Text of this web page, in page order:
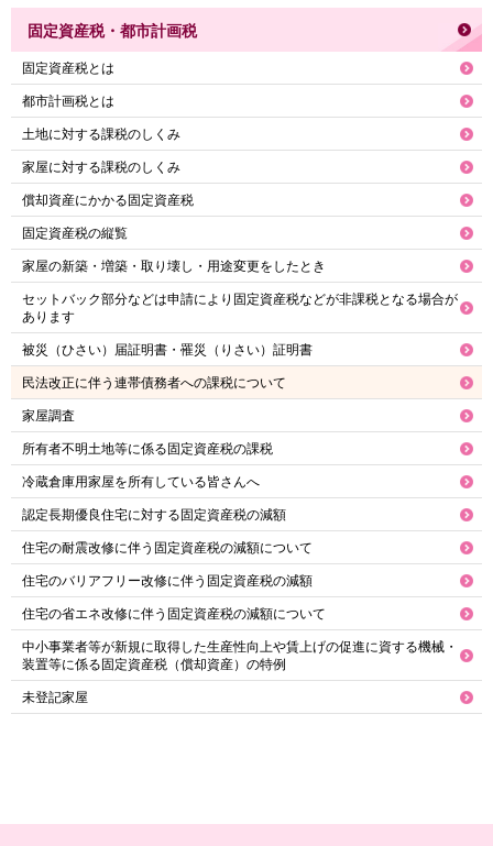
固定資産税・都市計画税
固定資産税とは
都市計画税とは
土地に対する課税のしくみ
家屋に対する課税のしくみ
償却資産にかかる固定資産税
固定資産税の縦覧
家屋の新築・増築・取り壊し・用途変更をしたとき
セットバック部分などは申請により固定資産税などが非課税となる場合が
あります
被災（ひさい）届証明書・罹災（りさい）証明書
民法改正に伴う連帯債務者への課税について
家屋調査
所有者不明土地等に係る固定資産税の課税
冷蔵倉庫用家屋を所有している皆さんへ
認定長期優良住宅に対する固定資産税の減額
住宅の耐震改修に伴う固定資産税の減額について
住宅のバリアフリー改修に伴う固定資産税の減額
住宅の省エネ改修に伴う固定資産税の減額について
中小事業者等が新規に取得した生産性向上や賃上げの促進に資する機械・
装置等に係る固定資産税（償却資産）の特例
未登記家屋